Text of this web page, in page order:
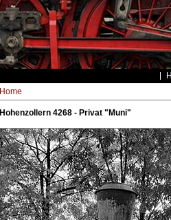
Home
Hohenzollern 4268 - Privat "Muni"